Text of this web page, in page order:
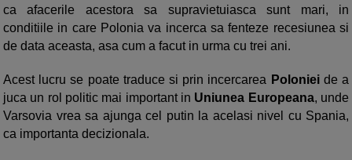
ca afacerile acestora sa supravietuiasca sunt mari, in
conditiile in care Polonia va incerca sa fenteze recesiunea si
de data aceasta, asa cum a facut in urma cu trei ani.
Acest lucru se poate traduce si prin incercarea Polonieide a
juca un rol politic mai important in Uniunea Europeana, unde
Varsovia vrea sa ajunga cel putin la acelasi nivel cu Spania,
ca importanta decizionala.